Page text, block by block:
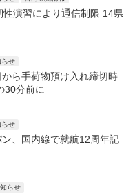
性演習により通信制限 14県
らせ
ら手荷物預け入れ締切時
30分前に
らせ
、国内線で就航12周年記
らせ